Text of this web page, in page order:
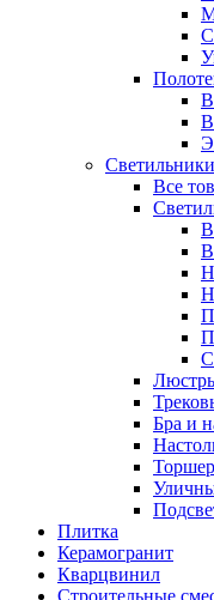
Все
Бра и
Плитка
Керамогранит
Кварцвинил
Строительные